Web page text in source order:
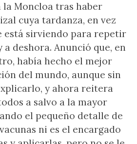
la Moncloa tras haber
cuya tardanza, en vez
está sirviendo para repetir
deshora. Anunció que, en
había hecho el mejor
del mundo, aunque sin
y ahora reitera
a salvo a la mayor
el pequeño detalle de
ni es el encargado